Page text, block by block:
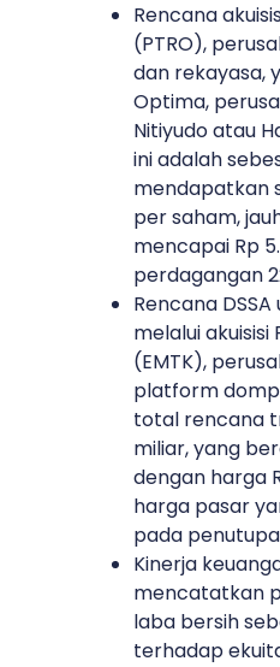
Rencana
(PTRO),
dan rekayasa,
Optima,
Nitiyudo atau
ini adalah
mendapatkan
per saham,
mencapai Rp
perdagangan
Rencana
melalui akuisisi
(EMTK),
platform
total rencana
miliar, yang
dengan harga
harga pasar
pada
Kinerja
mencatatkan
laba bersih
terhadap